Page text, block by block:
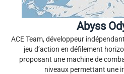
Abyss
ACE Team, développeur
jeu d’action en défilement
proposant une machine de
niveaux permettant une